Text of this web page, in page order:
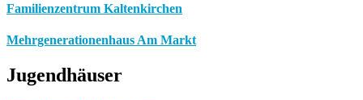
Familienzentrum Kaltenkirchen
Mehrgenerationenhaus Am Markt
Jugendhäuser